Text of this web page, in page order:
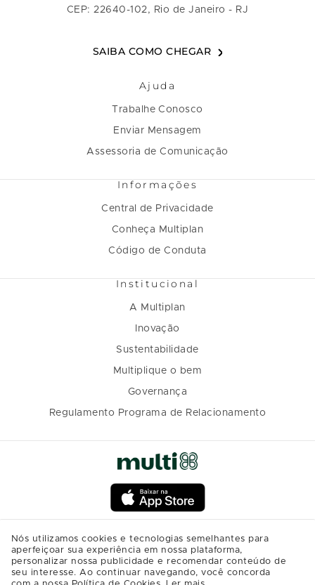
CEP: 22640-102, Rio de Janeiro - RJ
SAIBA COMO CHEGAR
Ajuda
Trabalhe Conosco
Enviar Mensagem
Assessoria de Comunicação
Informações
Central de Privacidade
Conheça Multiplan
Código de Conduta
Institucional
A Multiplan
Inovação
Sustentabilidade
Multiplique o bem
Governança
Regulamento Programa de Relacionamento
Nós utilizamos cookies e tecnologias semelhantes para
aperfeiçoar sua experiência em nossa plataforma,
personalizar nossa publicidade e recomendar conteúdo de
seu interesse. Ao continuar navegando, você concorda